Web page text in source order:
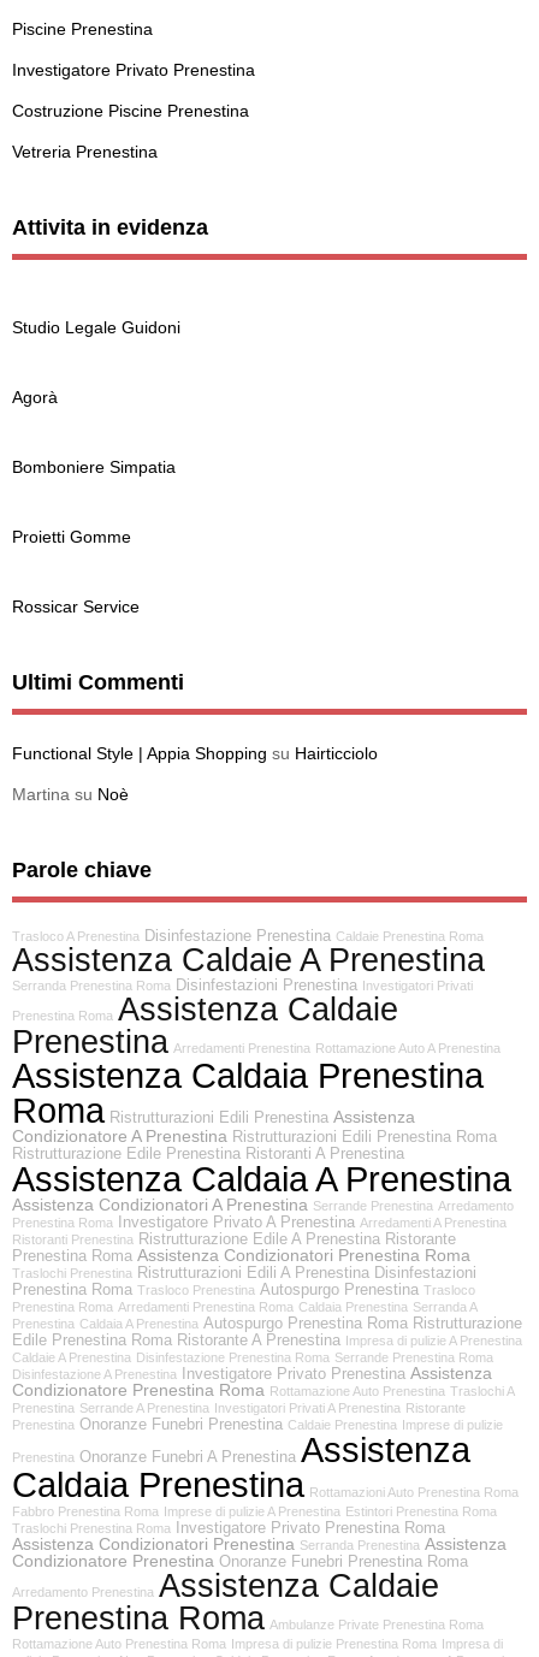
Piscine Prenestina
Investigatore Privato Prenestina
Costruzione Piscine Prenestina
Vetreria Prenestina
Attivita in evidenza
Studio Legale Guidoni
Agorà
Bomboniere Simpatia
Proietti Gomme
Rossicar Service
Ultimi Commenti
Functional Style | Appia Shopping su Hairticciolo
Martina su Noè
Parole chiave
Trasloco A Prenestina Disinfestazione Prenestina Caldaie Prenestina Roma
Assistenza Caldaie A Prenestina
Serranda Prenestina Roma Disinfestazioni Prenestina Investigatori Privati
Prenestina Roma Assistenza Caldaie
Prenestina Arredamenti Prenestina Rottamazione Auto A Prenestina
Assistenza Caldaia Prenestina
Roma Ristrutturazioni Edili Prenestina Assistenza
Condizionatore A Prenestina Ristrutturazioni Edili Prenestina Roma
Ristrutturazione Edile Prenestina Ristoranti A Prenestina
Assistenza Caldaia A Prenestina
Assistenza Condizionatori A Prenestina Serrande Prenestina Arredamento
Prenestina Roma
Investigatore Privato A Prenestina Arredamenti A Prenestina
Ristoranti Prenestina Ristrutturazione Edile A Prenestina Ristorante
Prenestina Roma Assistenza Condizionatori Prenestina Roma
Traslochi Prenestina Ristrutturazioni Edili A Prenestina Disinfestazioni
Prenestina Roma Trasloco Prenestina Autospurgo Prenestina Trasloco
Prenestina Roma Arredamenti Prenestina Roma Caldaia Prenestina Serranda A
Prenestina Caldaia A Prenestina Autospurgo Prenestina Roma Ristrutturazione
Edile Prenestina Roma Ristorante A Prenestina Impresa di pulizie A Prenestina
Caldaie A Prenestina Disinfestazione Prenestina Roma Serrande Prenestina Roma
Disinfestazione A Prenestina
Investigatore Privato Prenestina Assistenza
Condizionatore Prenestina Roma Rottamazione Auto Prenestina Traslochi A
Prenestina Serrande A Prenestina Investigatori Privati A Prenestina Ristorante
Prenestina Onoranze Funebri Prenestina Caldaie Prenestina Imprese di pulizie
Prenestina Onoranze Funebri A Prenestina Assistenza
Caldaia Prenestina Rottamazioni Auto Prenestina Roma
Fabbro Prenestina Roma Imprese di pulizie A Prenestina Estintori Prenestina Roma
Traslochi Prenestina Roma
Investigatore Privato Prenestina Roma
Assistenza Condizionatori Prenestina Serranda Prenestina Assistenza
Condizionatore Prenestina Onoranze Funebri Prenestina Roma
Arredamento Prenestina Assistenza Caldaie
Prenestina Roma Ambulanze Private Prenestina Roma
Rottamazione Auto Prenestina Roma Impresa di pulizie Prenestina Roma Impresa di